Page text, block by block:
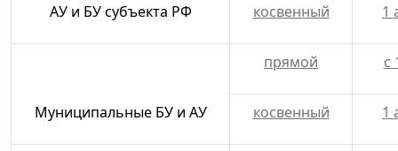
АУ и БУ субъекта РФ косвенный 1
Муниципальные БУ и АУ
прямой с
косвенный 1